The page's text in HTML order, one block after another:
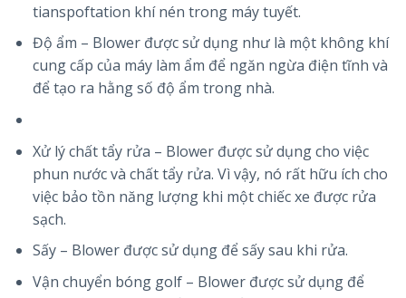
tianspoftation khí nén trong máy tuyết.
Độ ẩm – Blower được sử dụng như là một không khí
cung cấp của máy làm ẩm để ngăn ngừa điện tĩnh và
để tạo ra hằng số độ ẩm trong nhà.
Xử lý chất tẩy rửa – Blower được sử dụng cho việc
phun nước và chất tẩy rửa. Vì vậy, nó rất hữu ích cho
việc bảo tồn năng lượng khi một chiếc xe được rửa
sạch.
Sấy – Blower được sử dụng để sấy sau khi rửa.
Vận chuyển bóng golf – Blower được sử dụng để